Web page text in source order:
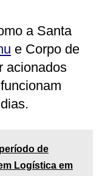
a Santa
e Corpo de
acionados
de
Logística em